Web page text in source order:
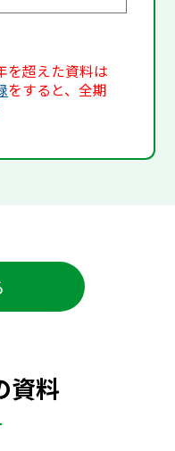
を超えた資料は
をすると、全期
資料